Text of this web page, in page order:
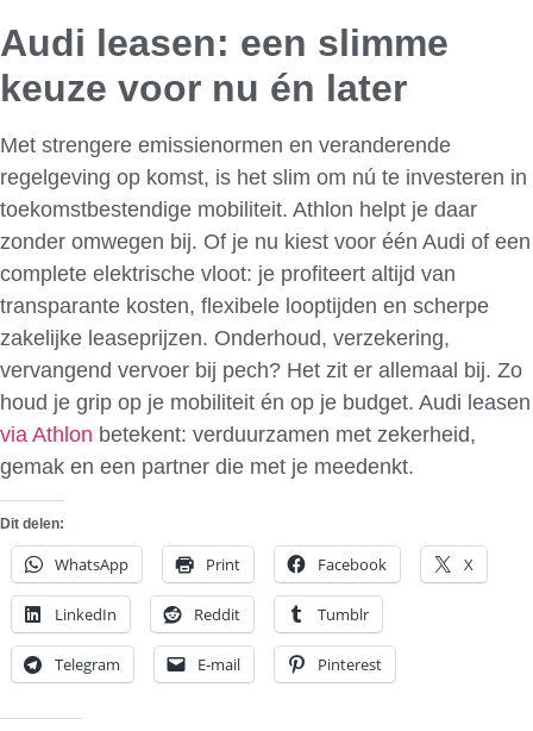
Audi leasen: een slimme
keuze voor nu én later
Met strengere emissienormen en veranderende
regelgeving op komst, is het slim om nú te investeren in
toekomstbestendige mobiliteit. Athlon helpt je daar
zonder omwegen bij. Of je nu kiest voor één Audi of een
complete elektrische vloot: je profiteert altijd van
transparante kosten, flexibele looptijden en scherpe
zakelijke leaseprijzen. Onderhoud, verzekering,
vervangend vervoer bij pech? Het zit er allemaal bij. Zo
houd je grip op je mobiliteit én op je budget. Audi leasen
via Athlon betekent: verduurzamen met zekerheid,
gemak en een partner die met je meedenkt.
Dit delen:
WhatsApp Print Facebook X
LinkedIn Reddit Tumblr
Telegram E-mail Pinterest